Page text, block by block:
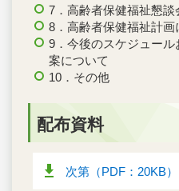
7．高齢者保健福祉懇談
8．高齢者保健福祉計画
9．今後のスケジュール
案について
10．その他
配布資料
次第（PDF：20KB）